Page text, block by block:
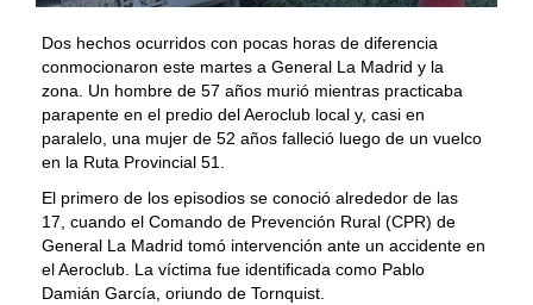
Dos hechos ocurridos con pocas horas de diferencia
conmocionaron este martes a General La Madrid y la
zona. Un hombre de 57 años murió mientras practicaba
parapente en el predio del Aeroclub local y, casi en
paralelo, una mujer de 52 años falleció luego de un vuelco
en la Ruta Provincial 51.
El primero de los episodios se conoció alrededor de las
17, cuando el Comando de Prevención Rural (CPR) de
General La Madrid tomó intervención ante un accidente en
el Aeroclub. La víctima fue identificada como Pablo
Damián García, oriundo de Tornquist.